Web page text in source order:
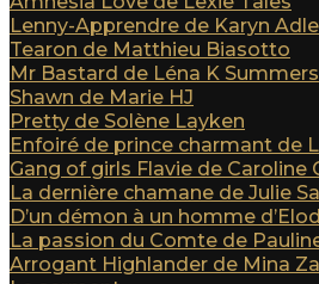
Lenny-Apprendre de Karyn
Tearon de Matthieu Biasotto
Mr Bastard de Léna K Summers
Shawn de Marie HJ
Pretty de Solène Layken
Enfoiré de prince charmant de
Gang of girls Flavie de Caroline
La dernière chamane de Julie
D’un démon à un homme
La passion du Comte de
Arrogant Highlander de Mina